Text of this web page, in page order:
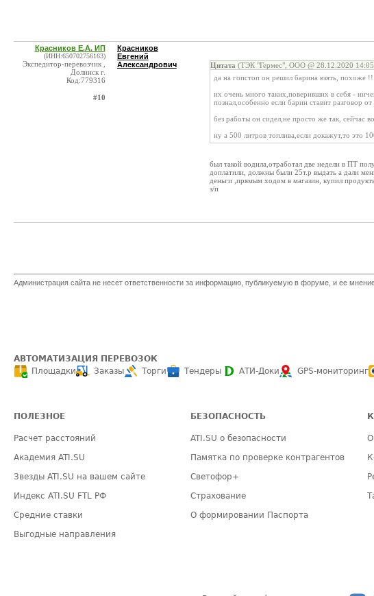
Красников Е.А. ИП
(ИНН:650702756163)
Экспедитор-перевозчик ,
Долинск г.
Код:779316
#10
Красников
Евгений
Александрович
Цитата (ТЭК "Гермес", ООО @ 28.12.2020
да на гопстоп он решил барина взять, похоже
их очень много таких,поверивших в себя -
познал,особенно если барин ставит разговор
без работы он сидел,не просто же так, сейчас
ну а 500 литров топлива,если докажут,то это
был такой водила,отработал две недели в ПТ
доплатили, должны были 25т.р выдать а дали
деньги ,прямым ходом в магазин, купил
з/п
Администрация сайта не несет ответственности за информацию, публикуемую в форуме, и ее
АВТОМАТИЗАЦИЯ ПЕРЕВОЗОК
Площадки
Заказы Торги Тендеры АТИ-Доки GPS-мониторинг
ПОЛЕЗНОЕ
Расчет расстояний
Академия ATI.SU
Звезды ATI.SU на вашем сайте
Индекс ATI.SU FTL РФ
Средние ставки
Выгодные направления
БЕЗОПАСНОСТЬ
ATI.SU о безопасности
Памятка по проверке контрагентов
Светофор+
Страхование
О формировании Паспорта
О